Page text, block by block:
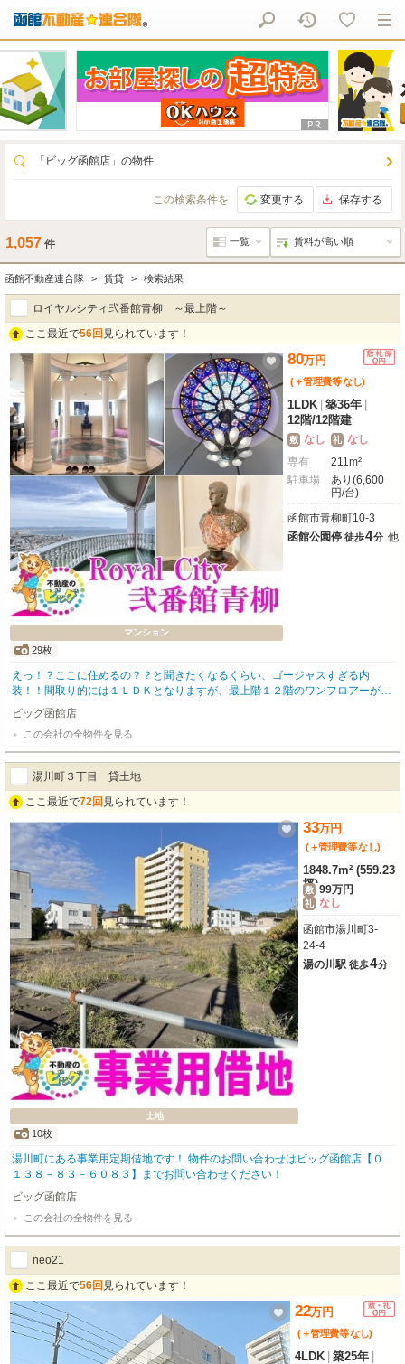
「ビッグ函館店」の物件
この検索条件を 変更する 保存する
1,057 件
函館不動産連合隊 賃貸 検索結果
ロイヤルシティ弐番館青柳 ～最上階～
ここ最近で56回 見られています！
マンション
29枚
80万円
(＋管理費等なし)
1LDK 築36年
12階/12階建
敷 なし 礼 なし
専有
211m²
駐車場
あり(6,600
円/台)
函館市青柳町10-3
函館公園停 徒歩4分 他
えっ！？ここに住めるの？？と聞きたくなるくらい、ゴージャスすぎる内
装！！間取り的には１ＬＤＫとなりますが、最上階１２階のワンフロアーがこ
の１部屋だけなので広すぎるくらいの室内✨映えるステンドグラス、景色を眺
めながらお酒を楽しめそうなバーカウンター、広いダイニングキッチン、オー
シャンビューのバルコニーなどお伝えしきれないほどの豪華さ🎀ぜひ、あなた
の目で直接見ていただくことをオススメします😆 物件のお問い合わせはビッ
グ函館店【０１３８－８３－６０８３】までお問い合わせください！
ビッグ函館店
この会社の全物件を見る
湯川町３丁目 貸土地
ここ最近で72回 見られています！
土地
10枚
33万円
(＋管理費等なし)
1848.7m² (559.23
坪)
敷 99万円
礼 なし
函館市湯川町3-
24-4
湯の川駅 徒歩4分
湯川町にある事業用定期借地です！ 物件のお問い合わせはビッグ函館店【０
１３８－８３－６０８３】までお問い合わせください！
ビッグ函館店
この会社の全物件を見る
neo21
ここ最近で56回 見られています！
22万円
(＋管理費等なし)
4LDK 築25年